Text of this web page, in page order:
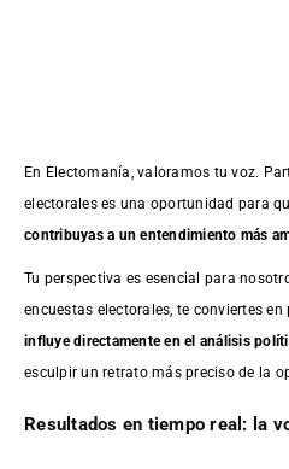
En Electomanía, valoramos tu voz.
electorales es una oportunidad para
contribuyas a un entendimiento más
Tu perspectiva es esencial para
encuestas electorales, te conviertes
influye directamente en el análisis
esculpir un retrato más preciso de la
Resultados en tiempo real: la